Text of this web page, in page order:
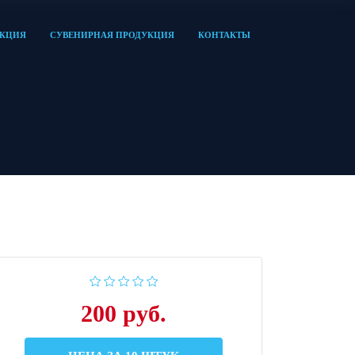
СУВЕНИРНАЯ ПРОДУКЦИЯ КОНТАКТЫ
200 руб.